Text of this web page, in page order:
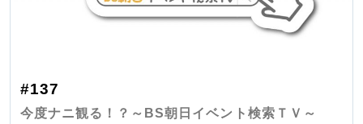
#137
今度ナニ観る！？～BS朝日イベント検索ＴＶ～